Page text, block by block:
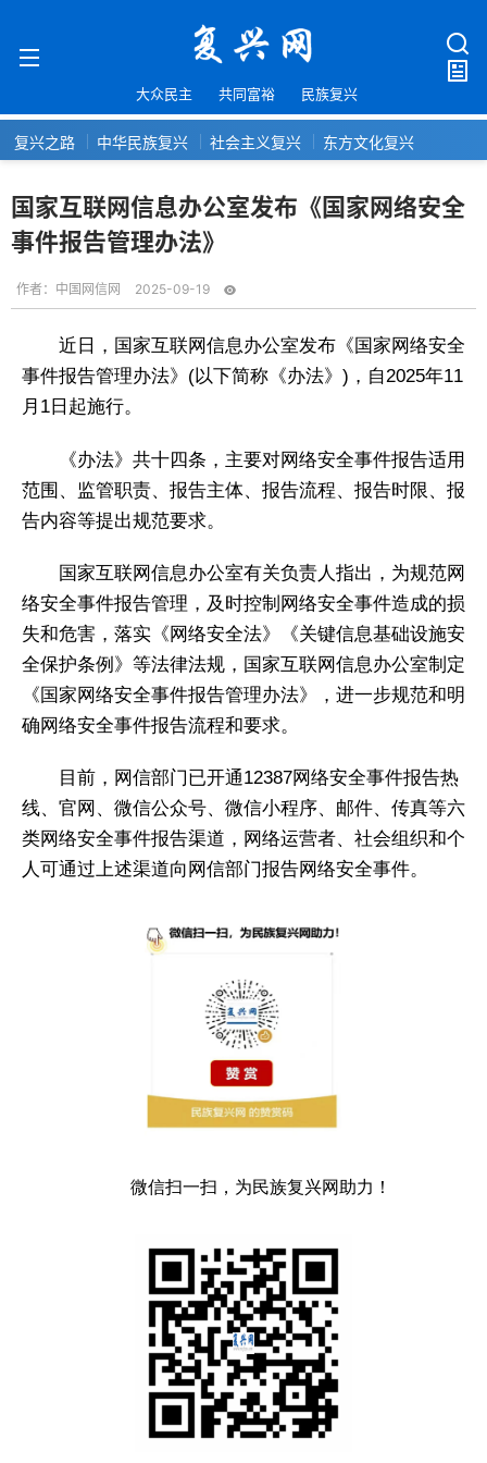
大众民主 共同富裕 民族复兴
复兴之路 中华民族复兴 社会主义复兴 东方文化复兴
国家互联网信息办公室发布《国家网络安全
事件报告管理办法》
作者： 中国网信网 2025-09-19
近日，国家互联网信息办公室发布《国家网络安全
事件报告管理办法》(以下简称《办法》)，自2025年11
月1日起施行。
《办法》共十四条，主要对网络安全事件报告适用
范围、监管职责、报告主体、报告流程、报告时限、报
告内容等提出规范要求。
国家互联网信息办公室有关负责人指出，为规范网
络安全事件报告管理，及时控制网络安全事件造成的损
失和危害，落实《网络安全法》《关键信息基础设施安
全保护条例》等法律法规，国家互联网信息办公室制定
《国家网络安全事件报告管理办法》，进一步规范和明
确网络安全事件报告流程和要求。
目前，网信部门已开通12387网络安全事件报告热
线、官网、微信公众号、微信小程序、邮件、传真等六
类网络安全事件报告渠道，网络运营者、社会组织和个
人可通过上述渠道向网信部门报告网络安全事件。
微信扫一扫，为民族复兴网助力！